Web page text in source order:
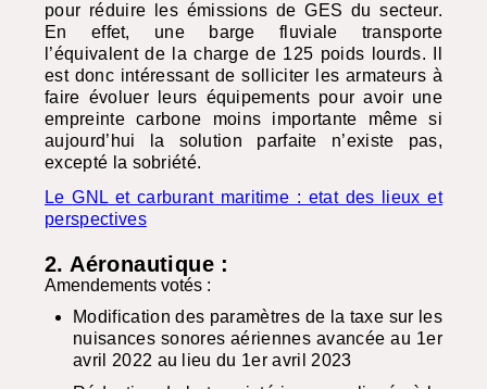
pour réduire les émissions deGES du secteur.
En effet, une barge fluviale transporte
l’équivalent de la charge de 125 poids lourds. Il
est donc intéressant de solliciter les armateurs à
faire évoluer leurs équipements pour avoir une
empreinte carbone moins importante même si
aujourd’hui la solution parfaite n’existe pas,
excepté la sobriété.
LeGNL et carburant maritime : etat des lieux et
perspectives
2. Aéronautique :
Amendements votés :
Modification des paramètres de la taxe sur les
nuisances sonores aériennes avancée au 1er
avril 2022 au lieu du 1er avril 2023